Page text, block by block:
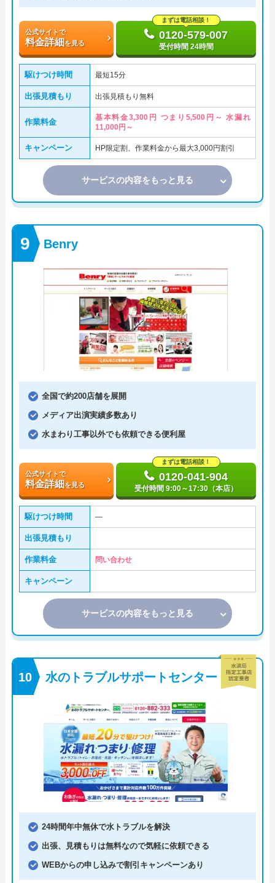
公式サイトで
料金詳細を見る
まずは電話相談！
0120-579-007
受付時間 24時間
駆けつけ時間 最短15分
出張見積もり 出張見積もり無料
作業料金
基本料金3,300円 つまり5,500円～ 水漏れ
11,000円～
キャンペーン HP限定割、作業料金から最大3,000円割引
サービスの内容をもっと見る
Benry
全国で約200店舗を展開
メディア出演実績多数あり
水まわり工事以外でも依頼できる便利屋
公式サイトで
料金詳細を見る
まずは電話相談！
0120-041-904
受付時間 9:00～17:30（本店）
駆けつけ時間 ―
出張見積もり
作業料金 問い合わせ
キャンペーン
サービスの内容をもっと見る
水のトラブルサポートセンター
24時間年中無休で水トラブルを解決
出張、見積もりは無料なので気軽に依頼できる
WEBからの申し込みで割引キャンペーンあり